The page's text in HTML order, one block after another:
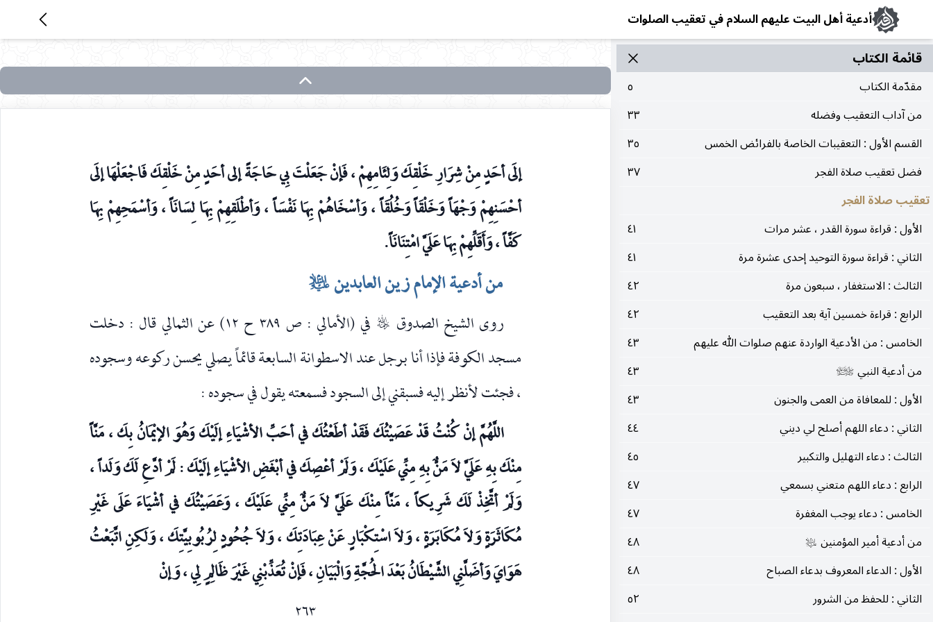
أدعية أهل البيت عليهم السلام في تعقيب الصلوات
قائمة الکتاب
مقدّمة الكتاب
٥
من آداب التعقيب وفضله
٣٣
القسم الأول : التعقيبات الخاصة بالفرائض الخمس
٣٥
فضل تعقيب صلاة الفجر
٣٧
تعقيب صلاة الفجر
الأول : قراءة سورة القدر ، عشر مرات
٤١
الثاني : قراءة سورة التوحيد إحدى عشرة مرة
٤١
الثالث : الاستغفار ، سبعون مرة
٤٢
الرابع : قراءة خمسين آية بعد التعقيب
٤٢
الخامس : من الأدعية الواردة عنهم صلوات الله عليهم
٤٣
من أدعية النبي صلى‌الله‌عليه‌وآله‌وسلم
٤٣
الأول : للمعافاة من العمى والجنون
٤٣
الثاني : دعاء اللهم أصلح لي ديني
٤٤
الثالث : دعاء التهليل والتكبير
٤٥
الرابع : دعاء اللهم متعني بسمعي
٤٧
الخامس : دعاء يوجب المغفرة
٤٧
من أدعية أمير المؤمنين عليه‌السلام
٤٨
الأول : الدعاء المعروف بدعاء الصباح
٤٨
الثاني : للحفظ من الشرور
٥٢
البحث
البحث
في
إلَى أحَدٍ مِنْ شِرَارِ خَلْقِكَ وَلِئَامِهِمْ ، فَإنْ جَعَلْتَ بِي حَاجَةً إلى أحَدٍ مِنْ خَلْقِكَ فَاجْعَلْهَا إلَى
أحْسَنِهِمْ وَجْهَاً وَخَلْقَاً وَخُلُقَاً ، وَأسْخَاهُمْ بِهَا نَفْسَاً ، وَأطْلَقِهِمْ بِهَا لِسَانَاً ، وَأسْمَحِهِمْ بِهَا
كَفَّاً ، وَأَقَلِّهِمْ بِهَا عَلَيَّ امْتِنَانَاً.
من أدعية الإمام زين العابدين عليه‌السلام
روى الشيخ الصدوق رحمه‌الله
في (الأمالي : ص ٣٨٩ ح ١٢) عن الثمالي قال : دخلت
مسجد الكوفة فإذا أنا برجل عند الاسطوانة السابعة قائماً يصلي يحسن ركوعه وسجوده
، فجئت لأنظر إليه فسبقني إلى السجود فسمعته يقول في سجوده :
اللَّهُمَّ إنْ كُنْتُ قَدْ عَصَيْتُكَ فَقَدْ أطَعْتُكَ في أحَبِّ الأشْيَاءِ إلَيْكَ وَهُوَ الإيْمَانُ بِكَ ، مَنَّاً
مِنْكَ بِهِ عَلَيَّ لاَ مَنٌّ بِهِ مِنِّي عَلَيْكَ ، وَلَمْ أعْصِكَ في أبْغَضِ الأشْيَاءِ إلَيْكَ : لَمْ أدَّعِ لَكَ وَلَداً ،
وَلَمْ أتَّخِذْ لَكَ شَرِيكاً ، مَنَّاً مِنْكَ عَلَيَّ لاَ مَنٌّ مِنِّي عَلَيْكَ ، وَعَصَيْتُكَ في أشْيَاءَ عَلَى غَيْرِ
مُكَاثَرَةٍ وَلاَ مُكَابَرَةٍ ، وَلاَ اسْتِكْبَارٍ عَنْ عِبَادَتِكَ ، وَلاَ جُحُودٍ لِرُبُوبِيَّتِكَ ، وَلَكِنِ اتَّبَعْتُ
هَوَايَ وَأضَلَّنِي الشَّيْطَانُ بَعْدَ الحُجَّةِ وَالْبَيَانِ ، فَإنْ تُعَذِّبْنِي غَيْرَ ظَالِمٍ لِي ، وَإنْ
٢٦٣